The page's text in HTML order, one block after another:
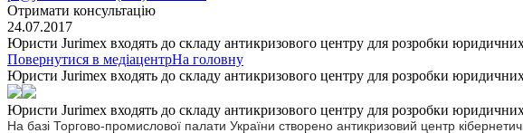
Отримати консультацію
24.07.2017
Юристи Jurimex входять до складу антикризового центру для розробки юридичних
Повернутися в медіацентрНа головну
Юристи Jurimex входять до складу антикризового центру для розробки юридичних
Юристи Jurimex входять до складу антикризового центру для розробки юридичних
На базі Торгово-промислової палати України створено антикризовий центр